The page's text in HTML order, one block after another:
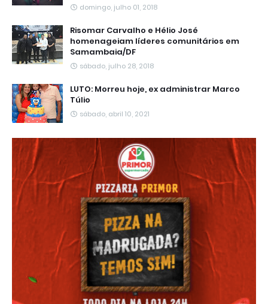
domingo, julho 01, 2018
Risomar Carvalho e Hélio José
homenageiam líderes comunitários em
Samambaia/DF
sábado, julho 28, 2018
LUTO: Morreu hoje, ex administrar Marco
Túlio
sábado, abril 10, 2021